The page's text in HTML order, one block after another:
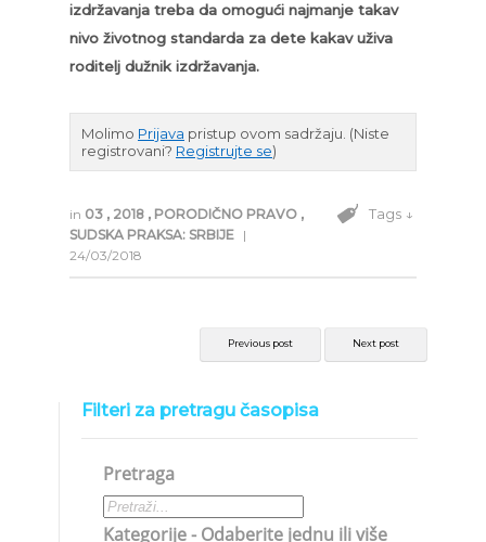
izdržavanja treba da omogući najmanje takav
nivo životnog standarda za dete kakav uživa
roditelj dužnik izdržavanja.
Molimo Prijava pristup ovom sadržaju. (Niste
registrovani? Registrujte se)
in 03 , 2018 , PORODIČNO PRAVO ,
SUDSKA PRAKSA: SRBIJE |
24/03/2018
Tags ↓
Previous post Next post
Filteri za pretragu časopisa
Pretraga
Kategorije - Odaberite jednu ili više